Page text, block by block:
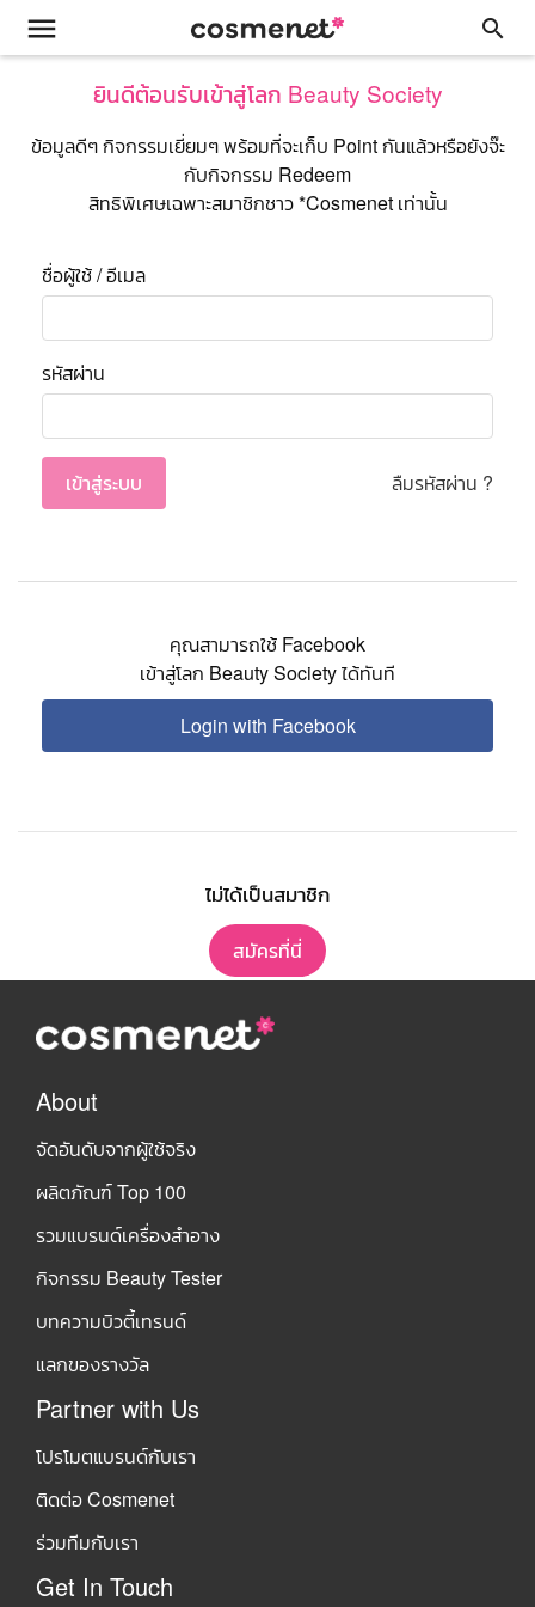
menu search
ยินดีต้อนรับเข้าสู่โลก Beauty Society
ข้อมูลดีๆ กิจกรรมเยี่ยมๆ พร้อมที่จะเก็บ Point กันแล้วหรือยังจ๊ะ
กับกิจกรรม Redeem
สิทธิพิเศษเฉพาะสมาชิกชาว *Cosmenet เท่านั้น
ชื่อผู้ใช้ / อีเมล
รหัสผ่าน
เข้าสู่ระบบ ลืมรหัสผ่าน ?
คุณสามารถใช้ Facebook
เข้าสู่โลก Beauty Society ได้ทันที
Login with Facebook
ไม่ได้เป็นสมาชิก
สมัครที่นี่
About
จัดอันดับจากผู้ใช้จริง
ผลิตภัณฑ์ Top 100
รวมแบรนด์เครื่องสำอาง
กิจกรรม Beauty Tester
บทความบิวตี้เทรนด์
แลกของรางวัล
Partner with Us
โปรโมตแบรนด์กับเรา
ติดต่อ Cosmenet
ร่วมทีมกับเรา
Get In Touch